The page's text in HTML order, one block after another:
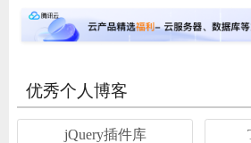
其它
在线工具
优秀个人博客
省钱帮
优秀个人博客
jQuery插件库